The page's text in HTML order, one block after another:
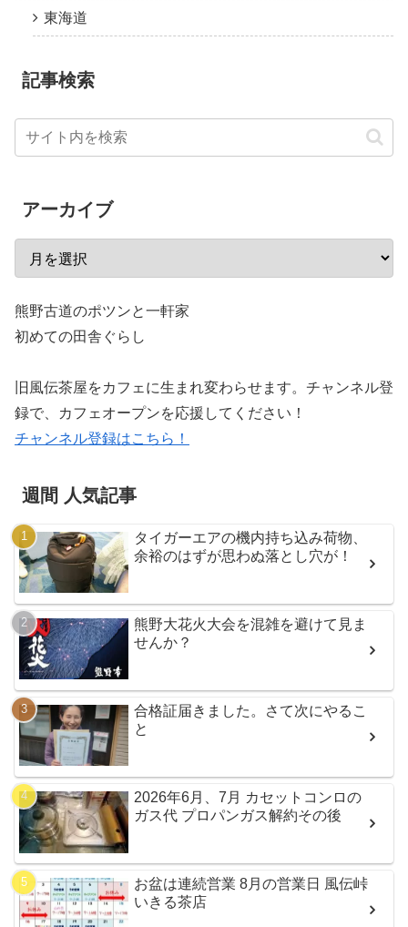
東海道
記事検索
アーカイブ
熊野古道のポツンと一軒家
初めての田舎ぐらし
旧風伝茶屋をカフェに生まれ変わらせます。チャンネル登
録で、カフェオープンを応援してください！
チャンネル登録はこちら！
週間 人気記事
タイガーエアの機内持ち込み荷物、
余裕のはずが思わぬ落とし穴が！
熊野大花火大会を混雑を避けて見ま
せんか？
合格証届きました。さて次にやるこ
と
2026年6月、7月 カセットコンロの
ガス代 プロパンガス解約その後
お盆は連続営業 8月の営業日 風伝峠
いきる茶店